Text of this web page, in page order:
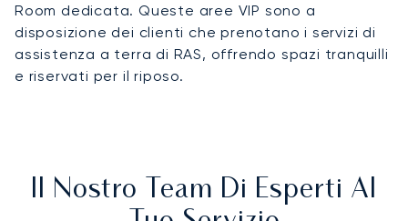
Room dedicata. Queste aree VIP sono a
disposizione dei clienti che prenotano i servizi di
assistenza a terra di RAS, offrendo spazi tranquilli
e riservati per il riposo.
Il Nostro Team Di Esperti Al